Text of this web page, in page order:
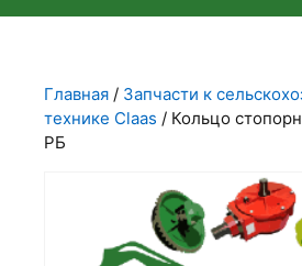
Главная / Запчасти к
технике Claas / Кольцо
РБ